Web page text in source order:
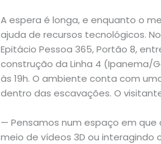
A espera é longa, e enquanto o
ajuda de recursos tecnológicos.
Epitácio Pessoa 365, Portão 8,
construção da Linha 4 (Ipanema/
às 19h. O ambiente conta com
dentro das escavações. O
— Pensamos num espaço em
meio de vídeos 3D ou